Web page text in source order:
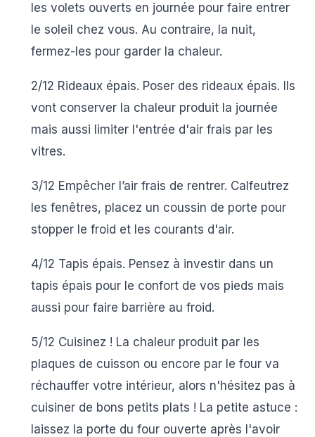
les volets ouverts en journée pour faire entrer
le soleil chez vous. Au contraire, la nuit,
fermez-les pour garder la chaleur.
2/12 Rideaux épais. Poser des rideaux épais. Ils
vont conserver la chaleur produit la journée
mais aussi limiter l'entrée d'air frais par les
vitres.
3/12 Empêcher l’air frais de rentrer. Calfeutrez
les fenêtres, placez un coussin de porte pour
stopper le froid et les courants d'air.
4/12 Tapis épais. Pensez à investir dans un
tapis épais pour le confort de vos pieds mais
aussi pour faire barrière au froid.
5/12 Cuisinez ! La chaleur produit par les
plaques de cuisson ou encore par le four va
réchauffer votre intérieur, alors n'hésitez pas à
cuisiner de bons petits plats ! La petite astuce :
laissez la porte du four ouverte après l'avoir